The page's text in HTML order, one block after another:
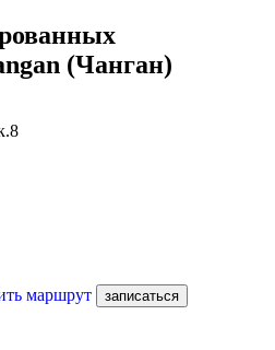
(Чанган)
маршрут записаться